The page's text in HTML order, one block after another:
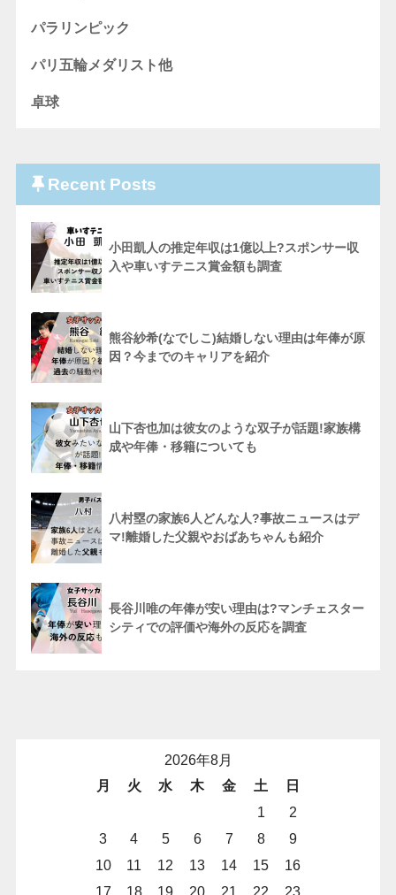
パラリンピック
パリ五輪メダリスト他
卓球
Recent Posts
小田凱人の推定年収は1億以上?スポンサー収
入や車いすテニス賞金額も調査
熊谷紗希(なでしこ)結婚しない理由は年俸が原
因？今までのキャリアを紹介
山下杏也加は彼女のような双子が話題!家族構
成や年俸・移籍についても
八村塁の家族6人どんな人?事故ニュースはデ
マ!離婚した父親やおばあちゃんも紹介
長谷川唯の年俸が安い理由は?マンチェスター
シティでの評価や海外の反応を調査
2026年8月
月
火 水 木 金 土
日
1
2
3
4 5 6 7 8
9
10
11 12 13 14 15
16
17
18 19 20 21 22 23